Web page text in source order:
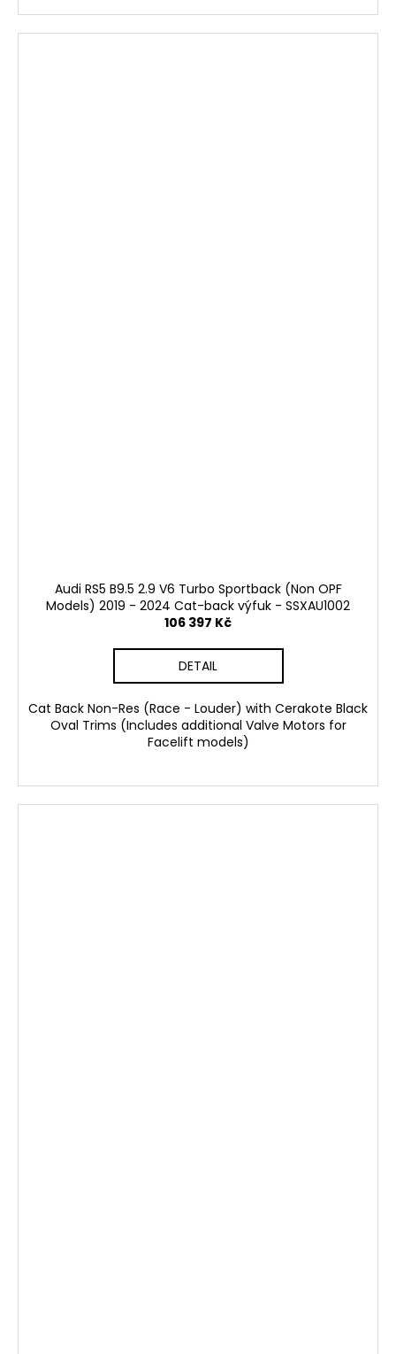
Audi RS5 B9.5 2.9 V6 Turbo Sportback (Non OPF
Models) 2019 - 2024 Cat-back výfuk - SSXAU1002
106 397 Kč
DETAIL
Cat Back Non-Res (Race - Louder) with Cerakote Black
Oval Trims (Includes additional Valve Motors for
Facelift models)